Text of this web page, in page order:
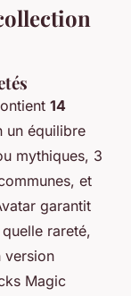
14
un équilibre
mythiques, 3
et
garantit
rareté,
version
Magic